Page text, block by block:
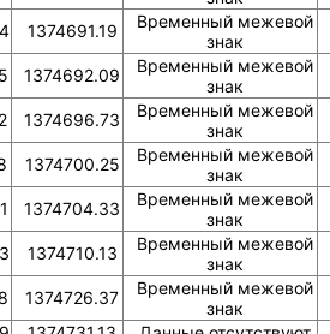
1374691.19
Временный межевой
знак
1374692.09
Временный межевой
знак
1374696.73
Временный межевой
знак
1374700.25
Временный межевой
знак
1374704.33
Временный межевой
знак
1374710.13
Временный межевой
знак
1374726.37
Временный межевой
знак